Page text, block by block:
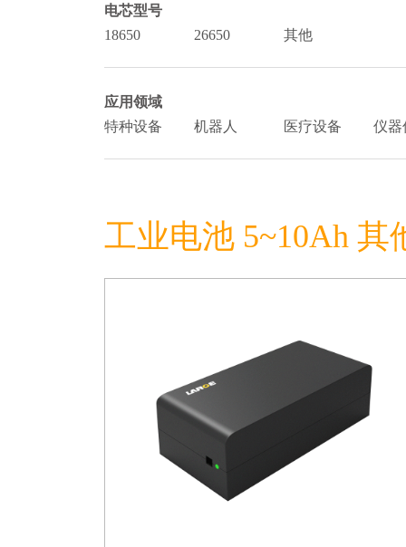
电芯型号
18650
26650 其他
应用领域
特种设备
机器人 医疗设备 仪器
工业电池 5~10Ah 其